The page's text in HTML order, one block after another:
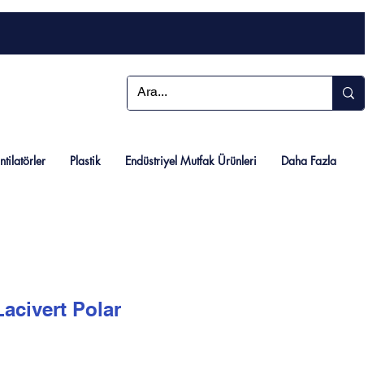
Plastik Endüstriyel Mutfak Ürünleri Daha Fazla
Polar